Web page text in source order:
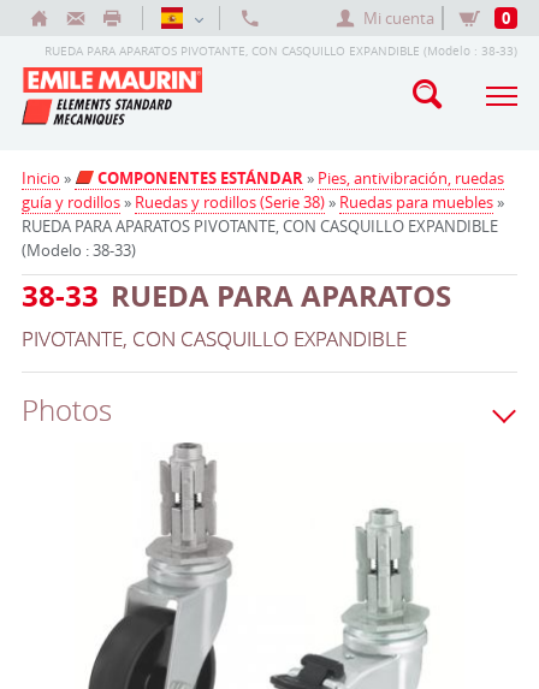
Mi cuenta 0
RUEDA PARA APARATOS PIVOTANTE, CON CASQUILLO EXPANDIBLE (Modelo : 38-33)
Inicio » COMPONENTES ESTÁNDAR» Pies, antivibración, ruedas
guía y rodillos» Ruedas y rodillos (Serie 38)» Ruedas para muebles»
RUEDA PARA APARATOS PIVOTANTE, CON CASQUILLO EXPANDIBLE
(Modelo : 38-33)
38-33 RUEDA PARA APARATOS
PIVOTANTE, CON CASQUILLO EXPANDIBLE
Photos